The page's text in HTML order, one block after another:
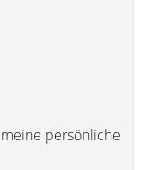
persönliche